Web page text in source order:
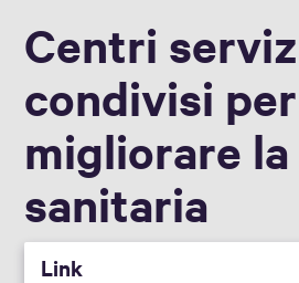
Centri
condivisi per
migliorare
sanitaria
Link